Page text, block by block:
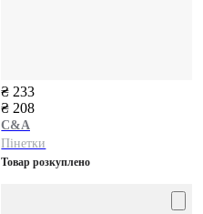
₴ 233
₴ 208
C&A
Пінетки
Товар розкуплено